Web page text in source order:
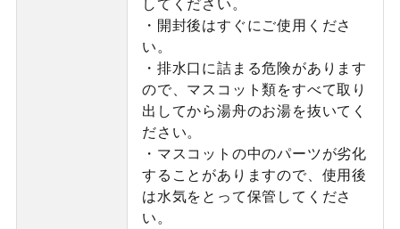
・開封後はすぐにご使用くださ
い。
・排水口に詰まる危険があります
ので、マスコット類をすべて取り
出してから湯舟のお湯を抜いてく
ださい。
・マスコットの中のパーツが劣化
することがありますので、使用後
は水気をとって保管してくださ
い。